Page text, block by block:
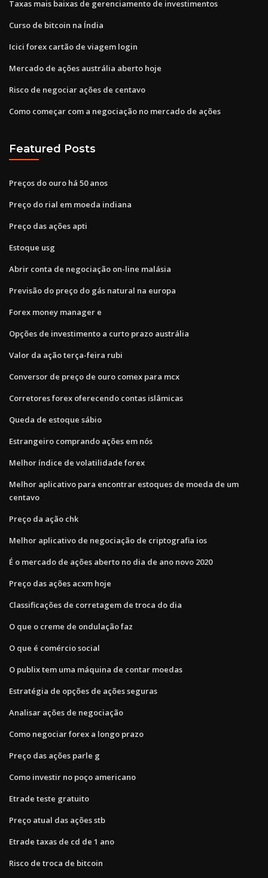
Taxas mais baixas de gerenciamento de investimentos
Curso de bitcoin na Índia
Icici forex cartão de viagem login
Mercado de ações austrália aberto hoje
Risco de negociar ações de centavo
Como começar com a negociação no mercado de ações
Featured Posts
Preços do ouro há 50 anos
Preço do rial em moeda indiana
Preço das ações apti
Estoque usg
Abrir conta de negociação on-line malásia
Previsão do preço do gás natural na europa
Forex money manager e
Opções de investimento a curto prazo austrália
Valor da ação terça-feira rubi
Conversor de preço de ouro comex para mcx
Corretores forex oferecendo contas islâmicas
Queda de estoque sábio
Estrangeiro comprando ações em nós
Melhor índice de volatilidade forex
Melhor aplicativo para encontrar estoques de moeda de um
centavo
Preço da ação chk
Melhor aplicativo de negociação de criptografia ios
É o mercado de ações aberto no dia de ano novo 2020
Preço das ações acxm hoje
Classificações de corretagem de troca do dia
O que o creme de ondulação faz
O que é comércio social
O publix tem uma máquina de contar moedas
Estratégia de opções de ações seguras
Analisar ações de negociação
Como negociar forex a longo prazo
Preço das ações parle g
Como investir no poço americano
Etrade teste gratuito
Preço atual das ações stb
Etrade taxas de cd de 1 ano
Risco de troca de bitcoin